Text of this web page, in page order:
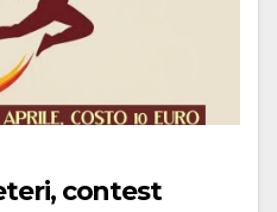
contest